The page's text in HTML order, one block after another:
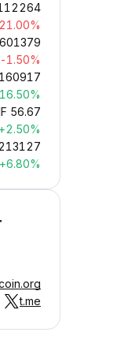
-1.50%
56.67
+2.50%
+6.80%
t.me